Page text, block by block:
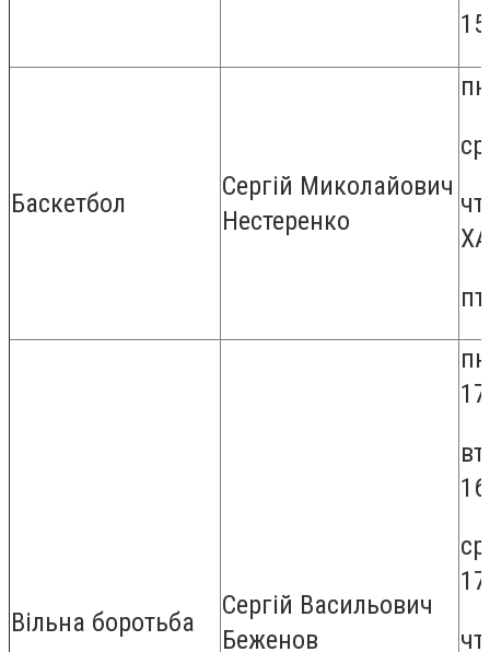
Баскетбол
Сергій Миколайович
Нестеренко
Вільна боротьба
Сергій Васильович
Беженов